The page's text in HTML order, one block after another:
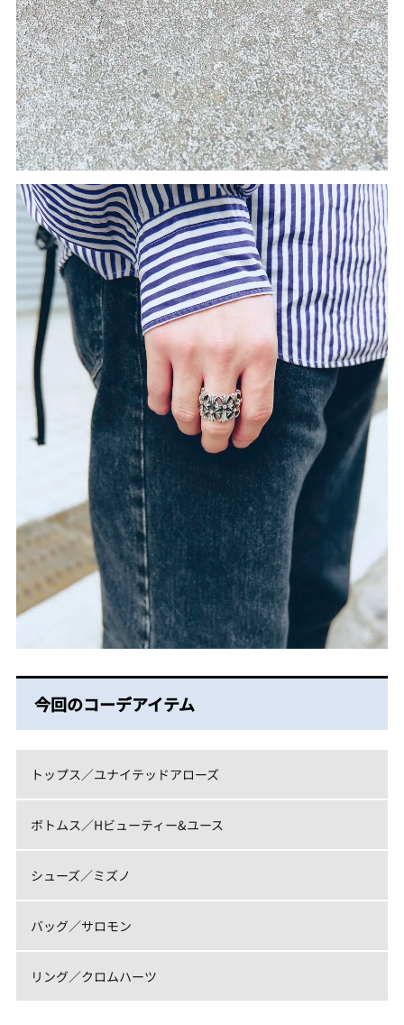
今回のコーデアイテム
トップス／ユナイテッドアローズ
ボトムス／Hビューティー&ユース
シューズ／ミズノ
バッグ／サロモン
リング／クロムハーツ